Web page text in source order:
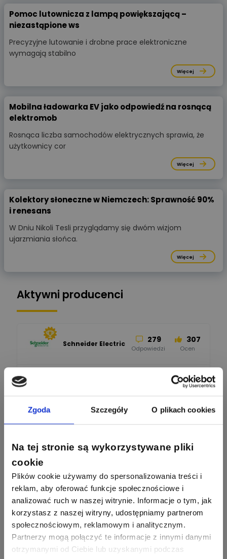
Zgoda Szczegóły O plikach cookies
Na tej stronie są wykorzystywane pliki
cookie
Plików cookie używamy do spersonalizowania treści i
reklam, aby oferować funkcje społecznościowe i
analizować ruch w naszej witrynie. Informacje o tym, jak
korzystasz z naszej witryny, udostępniamy partnerom
społecznościowym, reklamowym i analitycznym.
Partnerzy mogą połączyć te informacje z innymi danymi
otrzymanymi od Ciebie lub uzyskanymi podczas
Pomoc lutownicza z lampą powiększającą –
niezastąpione ws
Precyzyjne lutowanie i drobne prace elektroniczne
wymagają stabilno
Więcej
Mobilna ładowarka EV jako odpowiedź na rosnącą
elektromob
Rosnąca liczba samochodów elektrycznych sprawia, że
użytkownicy cor
Więcej
Kolektory słoneczne w Niemczech: Sprawność 90%
i renesans
W Dniu Nikoli Tesli przyglądamy się dwóm wizjom
ujarzmiania słońca.
Więcej
Aktywni producenci
Schneider Electric 279
Odpowiedzi
307
Ocen
419
Ocen
F&F
Odpowiedzi Ocen
Phoenix Contact 67
Odpowiedzi
184
Ocen
automatyka pollin 26
Odpowiedzi Ocen
Zobacz wszystkich